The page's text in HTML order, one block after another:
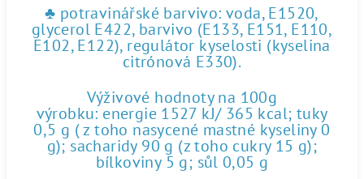
♣ potravinářské barvivo: voda, E1520,
glycerol E422, barvivo (E133, E151, E110,
E102, E122), regulátor kyselosti (kyselina
citrónová E330).
Výživové hodnoty na 100g
výrobku: energie 1527 kJ/ 365 kcal; tuky
0,5 g ( z toho nasycené mastné kyseliny 0
g); sacharidy 90 g (z toho cukry 15 g);
bílkoviny 5 g; sůl 0,05 g